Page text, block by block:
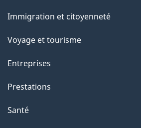
sujets
Immigration et citoyenneté
Voyage et tourisme
Entreprises
Prestations
Santé